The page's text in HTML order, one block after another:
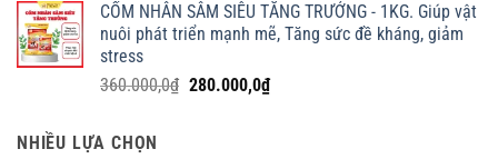
là:
250.000,0₫.
tại
là:
CỐM NHÂN SÂM SIÊU TĂNG TRƯỞNG - 1KG. Giúp vật
nuôi phát triển mạnh mẽ, Tăng sức đề kháng, giảm
stress
360.000,0₫ Giá
280.000,0₫Giá
NHIỀU LỰA CHỌN